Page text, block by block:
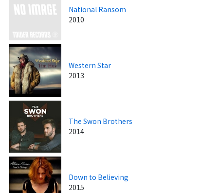
National Ransom
2010
Western Star
2013
The Swon Brothers
2014
Down to Believing
2015